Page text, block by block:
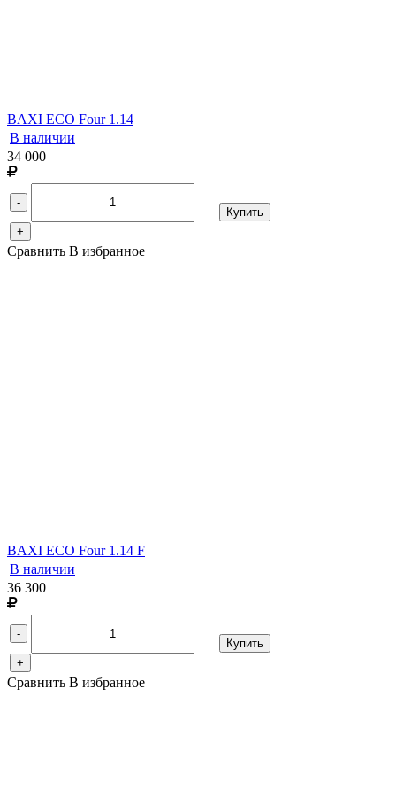
BAXI ECO Four 1.14
В наличии
34 000
-
+
Купить
Сравнить В избранное
BAXI ECO Four 1.14 F
В наличии
36 300
-
+
Купить
Сравнить В избранное